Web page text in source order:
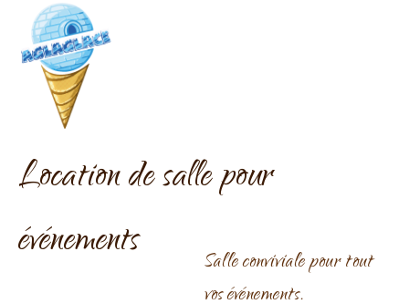
contenu
Location de salle pour
événements
Salle conviviale pour tout
vos événements.